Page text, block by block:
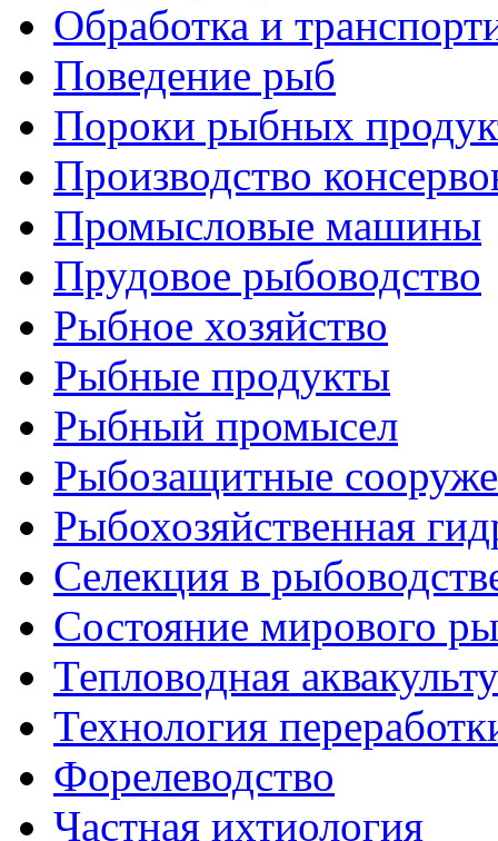
Обработка и
Поведение рыб
Пороки рыбных
Производство
Промысловые машины
Прудовое рыбоводство
Рыбное хозяйство
Рыбные продукты
Рыбный промысел
Рыбозащитные
Рыбохозяйственная
Селекция в
Состояние мирового
Тепловодная
Технология
Форелеводство
Частная ихтиология